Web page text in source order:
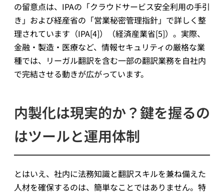
の留意点は、IPAの「クラウドサービス安全利用の手引
き」および経産省の「営業秘密管理指針」で詳しく整
理されています（IPA[4]）（経済産業省[5]）。実際、
金融・製造・医療など、情報セキュリティの厳格な業
種では、リーガル翻訳を含む一部の翻訳業務を自社内
で完結させる動きが広がっています。
内製化は現実的か？鍵を握るの
はツールと運用体制
とはいえ、社内に法務知識と翻訳スキルを兼ね備えた
人材を確保するのは、簡単なことではありません。特